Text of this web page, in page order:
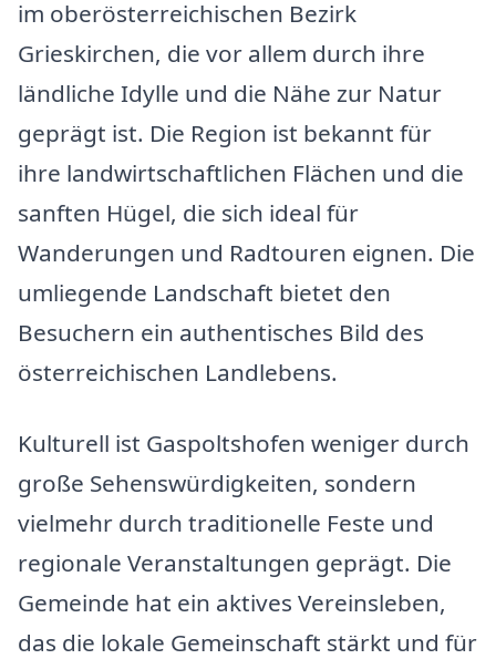
im oberösterreichischen Bezirk
Grieskirchen, die vor allem durch ihre
ländliche Idylle und die Nähe zur Natur
geprägt ist. Die Region ist bekannt für
ihre landwirtschaftlichen Flächen und die
sanften Hügel, die sich ideal für
Wanderungen und Radtouren eignen. Die
umliegende Landschaft bietet den
Besuchern ein authentisches Bild des
österreichischen Landlebens.
Kulturell ist Gaspoltshofen weniger durch
große Sehenswürdigkeiten, sondern
vielmehr durch traditionelle Feste und
regionale Veranstaltungen geprägt. Die
Gemeinde hat ein aktives Vereinsleben,
das die lokale Gemeinschaft stärkt und für